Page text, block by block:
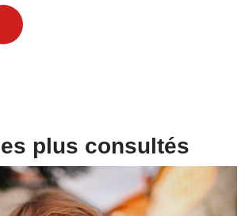
plus consultés